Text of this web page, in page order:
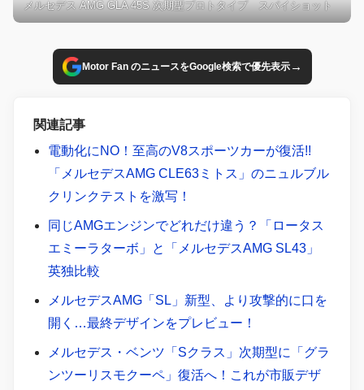
メルセデス AMG GLA 45S 次期型プロトタイプ スパイショット
Motor Fan のニュースをGoogle検索で優先表示→
関連記事
電動化にNO！至高のV8スポーツカーが復活!!
「メルセデスAMG CLE63ミトス」のニュルブル
クリンクテストを激写！
同じAMGエンジンでどれだけ違う？「ロータス
エミーラターボ」と「メルセデスAMG SL43」
英独比較
メルセデスAMG「SL」新型、より攻撃的に口を
開く…最終デザインをプレビュー！
メルセデス・ベンツ「Sクラス」次期型に「グラ
ンツーリスモクーペ」復活へ！これが市販デザ